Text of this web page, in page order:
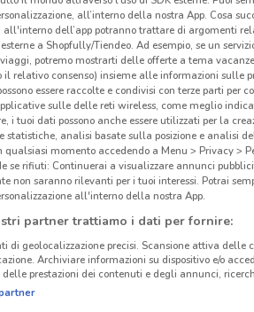
volantini nella tua zona. Riprova
MONTEROTONDO FRASCATI
all’interno della nostra App. Cosa
all'interno dell’app potranno trattare di argomenti
a Shopfully/Tiendeo. Ad esempio, se un
potremo mostrarti delle offerte a tema
il relativo consenso) insieme alle informazioni sulle
essere raccolte e condivisi con terze parti
sulle delle reti wireless, come meglio
i tuoi dati possono anche essere utilizzati per la
statistiche, analisi basate sulla posizione e analisi
qualsiasi momento accedendo a Menu > Privacy >
se rifiuti: Continuerai a visualizzare annunci
non saranno rilevanti per i tuoi interessi. Potrai
all'interno della nostra App.
partner trattiamo i dati per fornire:
di geolocalizzazione precisi. Scansione attiva delle
Archiviare informazioni su dispositivo e/o
prestazioni dei contenuti e degli annunci,